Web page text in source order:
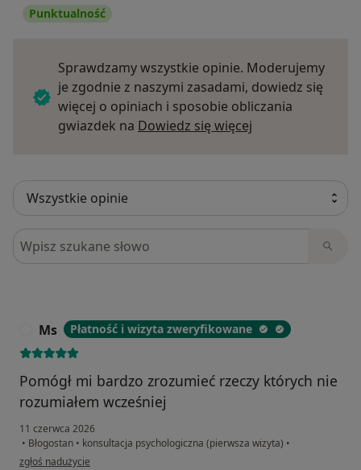
Punktualność
Sprawdzamy wszystkie opinie. Moderujemy
je zgodnie z naszymi zasadami, dowiedz się
więcej o opiniach i sposobie obliczania
gwiazdek na Dowiedz się więcej
Szukaj w opiniach
Ms Płatność i wizyta zweryfikowane
Pomógł mi bardzo zrozumieć rzeczy których nie
rozumiałem wcześniej
11 czerwca 2026
• Błogostan • konsultacja psychologiczna (pierwsza wizyta) •
w opinii użytkownika Ms
zgłoś nadużycie